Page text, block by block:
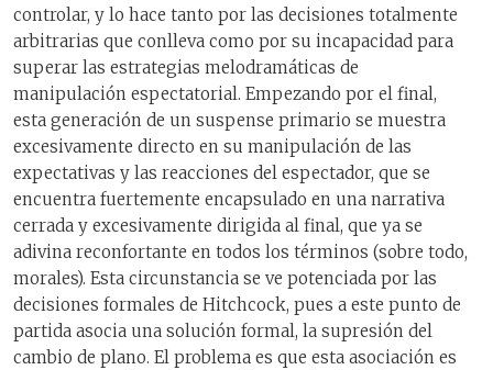
controlar, y lo hace tanto por las decisiones totalmente
arbitrarias que conlleva como por su incapacidad para
superar las estrategias melodramáticas de
manipulación espectatorial. Empezando por el final,
esta generación de un suspense primario se muestra
excesivamente directo en su manipulación de las
expectativas y las reacciones del espectador, que se
encuentra fuertemente encapsulado en una narrativa
cerrada y excesivamente dirigida al final, que ya se
adivina reconfortante en todos los términos (sobre todo,
morales). Esta circunstancia se ve potenciada por las
decisiones formales de Hitchcock, pues a este punto de
partida asocia una solución formal, la supresión del
cambio de plano. El problema es que esta asociación es